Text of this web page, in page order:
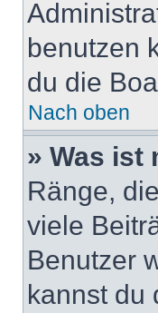
benutzen
du die
Nach oben
» Was ist
Ränge,
viele
Benutzer
kannst du